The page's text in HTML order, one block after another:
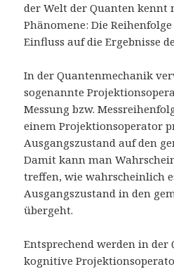
der Welt der Quanten kennt
Phänomene: Die
Einfluss auf die Ergebnisse
In der Quantenmechanik
sogenannte
Messung bzw.
einem Projektionsoperator
Ausgangszustand auf den
Damit kann man
treffen, wie wahrscheinlich
Ausgangszustand in den
übergeht.
Entsprechend werden in
kognitive